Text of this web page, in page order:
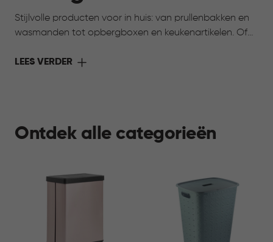
Stijlvolle producten voor in huis: van prullenbakken en
wasmanden tot opbergboxen en keukenartikelen. Of
vind je praktische oplossingen. Alles voor meer gemak,
LEES VERDER
Ontdek alle categorieën